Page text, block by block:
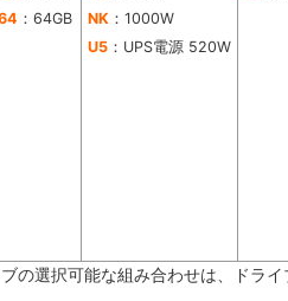
：64GB NK ：1000W
U5 ：UPS電源 520W
の選択可能な組み合わせは、ドラ